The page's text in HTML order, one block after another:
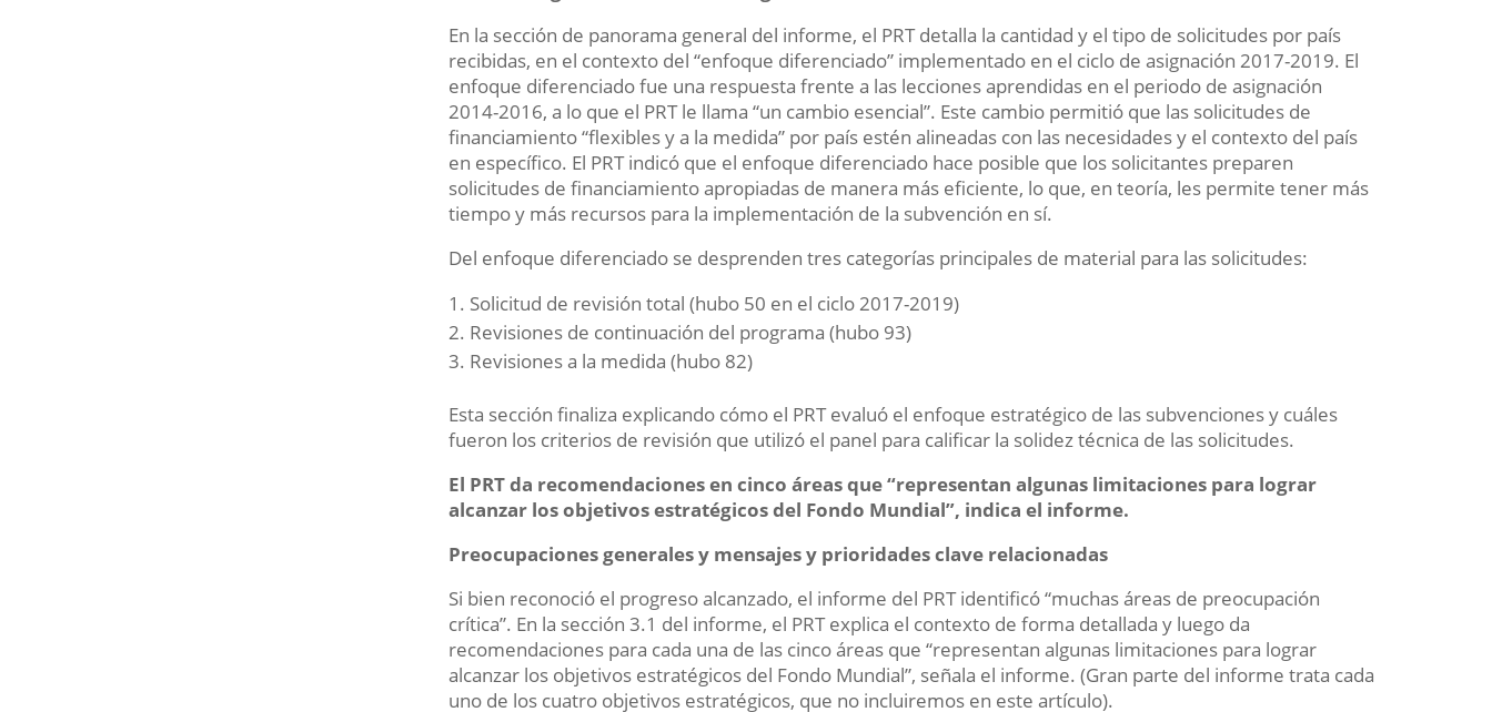
En la sección de panorama general del informe, el PRT detalla la cantidad y el tipo de solicitudes por país
recibidas, en el contexto del “enfoque diferenciado” implementado en el ciclo de asignación 2017-2019. El
enfoque diferenciado fue una respuesta frente a las lecciones aprendidas en el periodo de asignación
2014-2016, a lo que el PRT le llama “un cambio esencial”. Este cambio permitió que las solicitudes de
financiamiento “flexibles y a la medida” por país estén alineadas con las necesidades y el contexto del país
en específico. El PRT indicó que el enfoque diferenciado hace posible que los solicitantes preparen
solicitudes de financiamiento apropiadas de manera más eficiente, lo que, en teoría, les permite tener más
tiempo y más recursos para la implementación de la subvención en sí.
Del enfoque diferenciado se desprenden tres categorías principales de material para las solicitudes:
Solicitud de revisión total (hubo 50 en el ciclo 2017-2019)
Revisiones de continuación del programa (hubo 93)
Revisiones a la medida (hubo 82)
Esta sección finaliza explicando cómo el PRT evaluó el enfoque estratégico de las subvenciones y cuáles
fueron los criterios de revisión que utilizó el panel para calificar la solidez técnica de las solicitudes.
El PRT da recomendaciones en cinco áreas que “representan algunas limitaciones para lograr
alcanzar los objetivos estratégicos del Fondo Mundial”, indica el informe.
Preocupaciones generales y mensajes y prioridades clave relacionadas
Si bien reconoció el progreso alcanzado, el informe del PRT identificó “muchas áreas de preocupación
crítica”. En la sección 3.1 del informe, el PRT explica el contexto de forma detallada y luego da
recomendaciones para cada una de las cinco áreas que “representan algunas limitaciones para lograr
alcanzar los objetivos estratégicos del Fondo Mundial”, señala el informe. (Gran parte del informe trata cada
uno de los cuatro objetivos estratégicos, que no incluiremos en este artículo).